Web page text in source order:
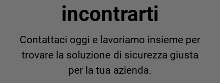
incontrarti
Contattaci oggi e lavoriamo insieme per
trovare la soluzione di sicurezza giusta
per la tua azienda.